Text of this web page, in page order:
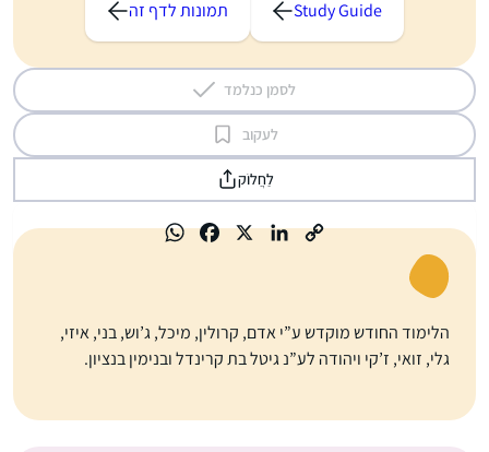
Study Guide תמונות לדף זה
לסמן כנלמד
לעקוב
לַחֲלוֹק
הלימוד החודש מוקדש ע”י אדם, קרולין, מיכל, ג’וש, בני, איזי,
גלי, זואי, ז’קי ויהודה לע”נ גיטל בת קרינדל ובנימין בנציון.